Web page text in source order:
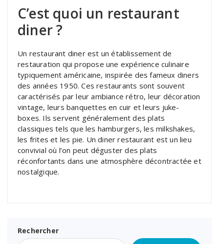
C’est quoi un restaurant
diner ?
Un restaurant diner est un établissement de
restauration qui propose une expérience culinaire
typiquement américaine, inspirée des fameux diners
des années 1950. Ces restaurants sont souvent
caractérisés par leur ambiance rétro, leur décoration
vintage, leurs banquettes en cuir et leurs juke-
boxes. Ils servent généralement des plats
classiques tels que les hamburgers, les milkshakes,
les frites et les pie. Un diner restaurant est un lieu
convivial où l’on peut déguster des plats
réconfortants dans une atmosphère décontractée et
nostalgique.
Rechercher